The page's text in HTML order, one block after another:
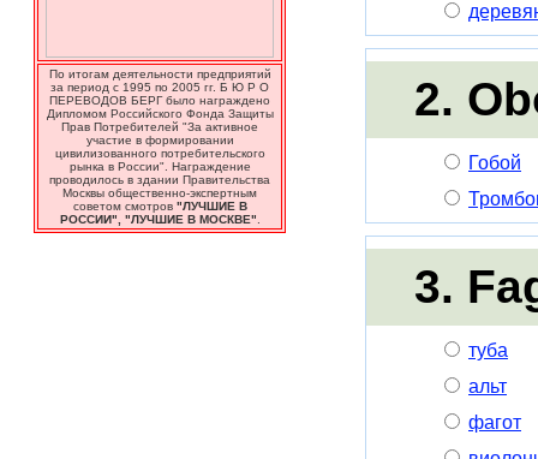
По итогам деятельности предприятий
за период с 1995 по 2005 гг. Б Ю Р О
ПЕРЕВОДОВ БЕРГ было награждено
Дипломом Российского Фонда Защиты
Прав Потребителей "За активное
участие в формировании
цивилизованного потребительского
рынка в России". Награждение
проводилось в здании Правительства
Москвы общественно-экспертным
советом смотров "ЛУЧШИЕ В
РОССИИ", "ЛУЧШИЕ В МОСКВЕ"
2.
Гобой
3.
туба
альт
фагот